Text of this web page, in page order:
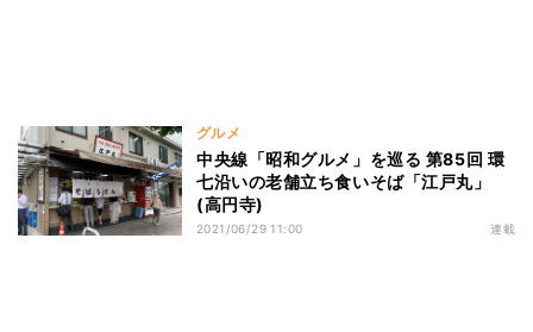
グルメ
中央線「昭和グルメ」を巡る 第85回 環
七沿いの老舗立ち食いそば「江戸丸」
(高円寺)
2021/06/29 11:00 連載